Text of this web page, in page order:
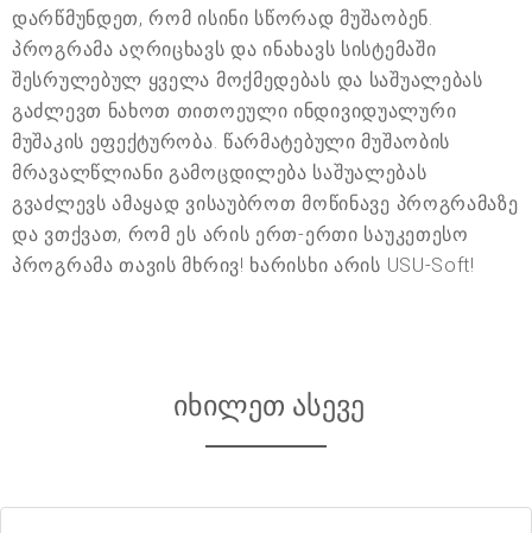
დარწმუნდეთ, რომ ისინი სწორად მუშაობენ.
პროგრამა აღრიცხავს და ინახავს სისტემაში
შესრულებულ ყველა მოქმედებას და საშუალებას
გაძლევთ ნახოთ თითოეული ინდივიდუალური
მუშაკის ეფექტურობა. წარმატებული მუშაობის
მრავალწლიანი გამოცდილება საშუალებას
გვაძლევს ამაყად ვისაუბროთ მოწინავე პროგრამაზე
და ვთქვათ, რომ ეს არის ერთ-ერთი საუკეთესო
პროგრამა თავის მხრივ! ხარისხი არის USU-Soft!
იხილეთ ასევე